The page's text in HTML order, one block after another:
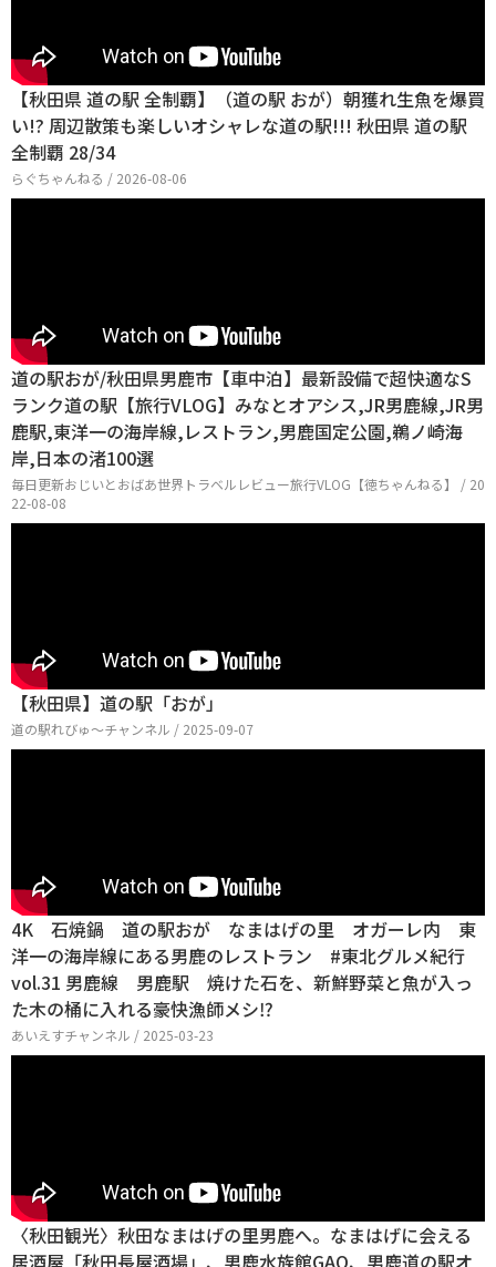
【秋田県 道の駅 全制覇】（道の駅 おが）朝獲れ生魚を爆買
い!? 周辺散策も楽しいオシャレな道の駅!!! 秋田県 道の駅
全制覇 28/34
らぐちゃんねる / 2026-08-06
道の駅おが/秋田県男鹿市【車中泊】最新設備で超快適なS
ランク道の駅【旅行VLOG】みなとオアシス,JR男鹿線,JR男
鹿駅,東洋一の海岸線,レストラン,男鹿国定公園,鵜ノ崎海
岸,日本の渚100選
毎日更新おじいとおばあ世界トラベルレビュー旅行VLOG【徳ちゃんねる】 / 20
22-08-08
【秋田県】道の駅「おが」
道の駅れびゅ〜チャンネル / 2025-09-07
4K 石焼鍋 道の駅おが なまはげの里 オガーレ内 東
洋一の海岸線にある男鹿のレストラン #東北グルメ紀行
vol.31 男鹿線 男鹿駅 焼けた石を、新鮮野菜と魚が入っ
た木の桶に入れる豪快漁師メシ⁉
あいえすチャンネル / 2025-03-23
〈秋田観光〉秋田なまはげの里男鹿へ。なまはげに会える